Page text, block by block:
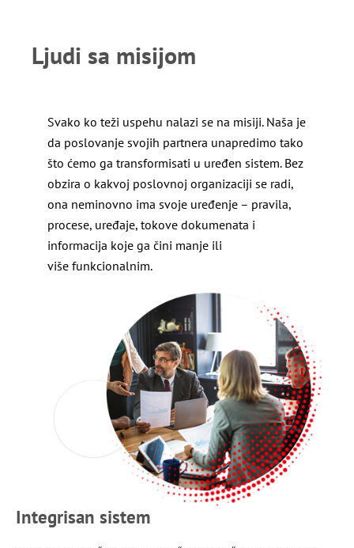
Ljudi sa misijom
Svako ko teži uspehu nalazi se na misiji. Naša je
da poslovanje svojih partnera unapredimo tako
što ćemo ga transformisati u uređen sistem. Bez
obzira o kakvoj poslovnoj organizaciji se radi,
ona neminovno ima svoje uređenje – pravila,
procese, uređaje, tokove dokumenata i
informacija koje ga čini manje ili
više funkcionalnim.
Integrisan sistem